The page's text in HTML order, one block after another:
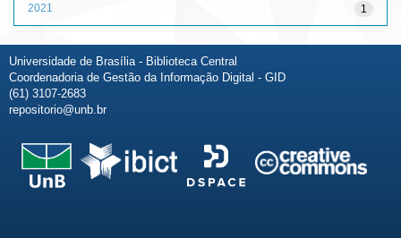
1
2021
Universidade de Brasília - Biblioteca Central
Coordenadoria de Gestão da Informação Digital - GID
(61) 3107-2683
repositorio@unb.br